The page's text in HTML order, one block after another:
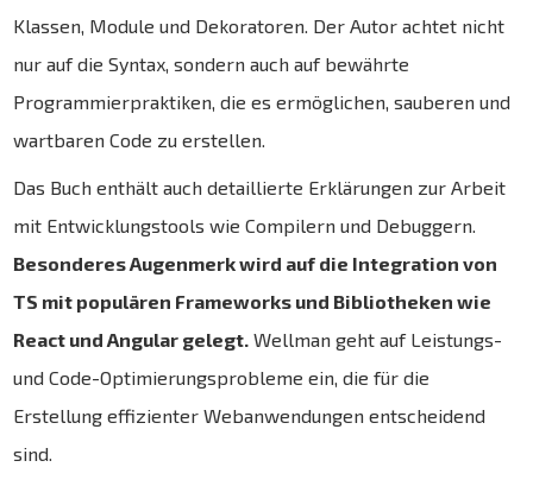
Klassen, Module und Dekoratoren. Der Autor achtet nicht
nur auf die Syntax, sondern auch auf bewährte
Programmierpraktiken, die es ermöglichen, sauberen und
wartbaren Code zu erstellen.
Das Buch enthält auch detaillierte Erklärungen zur Arbeit
mit Entwicklungstools wie Compilern und Debuggern.
Besonderes Augenmerk wird auf die Integration von
TS mit populären Frameworks und Bibliotheken wie
React und Angular gelegt. Wellman geht auf Leistungs-
und Code-Optimierungsprobleme ein, die für die
Erstellung effizienter Webanwendungen entscheidend
sind.